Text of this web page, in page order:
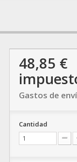
48,85 €
Gastos de
Cantidad